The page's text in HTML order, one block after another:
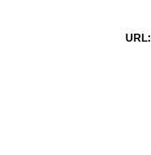
URL: